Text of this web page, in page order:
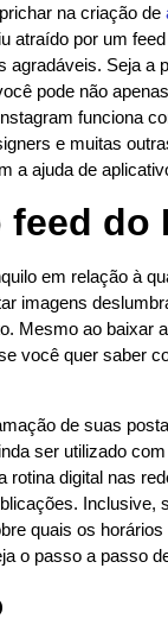
na criação de
atraído por um
Seja a
pode não
funciona
e muitas
a ajuda de
do
em relação à
imagens
Mesmo ao baixar
você quer saber
de suas
ser utilizado
rotina digital nas
quais os
o passo a passo